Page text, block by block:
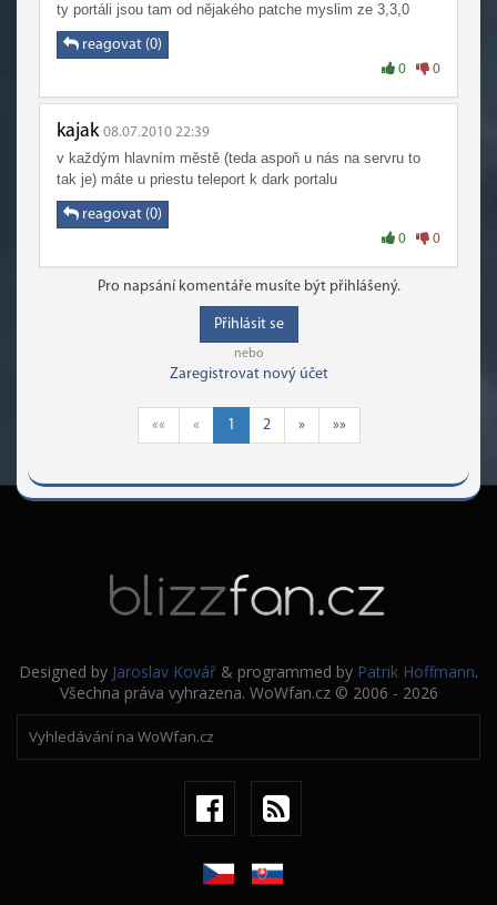
ty portáli jsou tam od nějakého patche myslim ze 3,3,0
reagovat (0)
0 0
kajak 08.07.2010 22:39
v každým hlavním městě (teda aspoň u nás na servru to
tak je) máte u priestu teleport k dark portalu
reagovat (0)
0 0
Pro napsání komentáře musíte být přihlášený.
Přihlásit se
nebo
Zaregistrovat nový účet
«« « 1 2 » »»
Designed by Jaroslav Kovář & programmed by Patrik Hoffmann.
Všechna práva vyhrazena. WoWfan.cz © 2006 - 2026